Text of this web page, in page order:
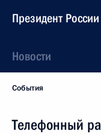
Президент России
Новости
События
Телефонный